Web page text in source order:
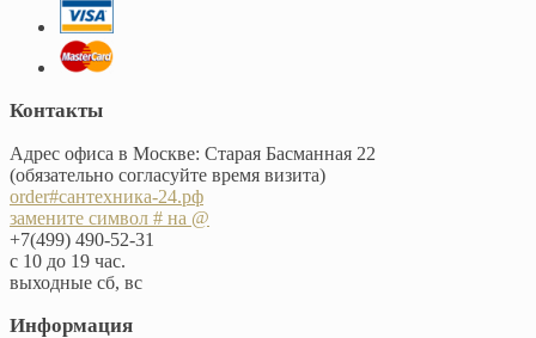
Контакты
Адрес офиса в Москве: Старая Басманная 22
(обязательно согласуйте время визита)
order#сантехника-24.рф
замените символ # на @
+7(499) 490-52-31
с 10 до 19 час.
выходные сб, вс
Информация